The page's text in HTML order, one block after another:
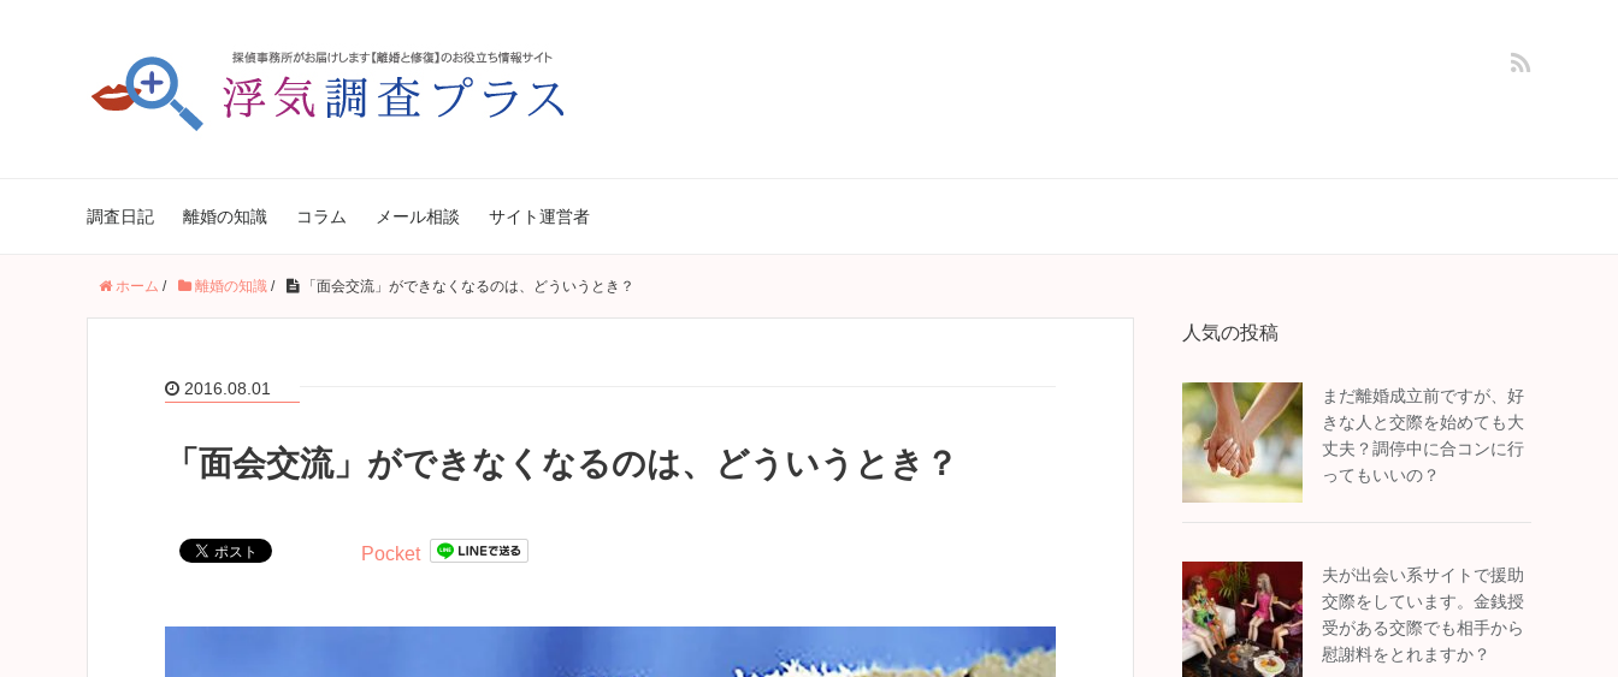
調査日記 離婚の知識 コラム メール相談 サイト運営者
ホーム / 離婚の知識 / 「面会交流」ができなくなるのは、どういうとき？
2016.08.01
「面会交流」ができなくなるのは、どういうとき？
Pocket
人気の投稿
まだ離婚成立前ですが、好
きな人と交際を始めても大
丈夫？調停中に合コンに行
ってもいいの？
夫が出会い系サイトで援助
交際をしています。金銭授
受がある交際でも相手から
慰謝料をとれますか？